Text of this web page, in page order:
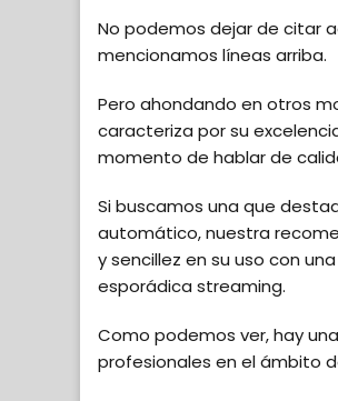
No podemos dejar de citar
mencionamos líneas arriba.
Pero ahondando en otros
caracteriza por su
momento de hablar de
Si buscamos una que
automático, nuestra
y sencillez en su uso con
esporádica streaming.
Como podemos ver, hay
profesionales en el ámbito